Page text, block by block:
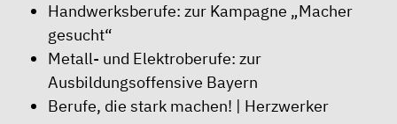
Handwerksberufe: zur Kampagne „Macher
gesucht“
Metall- und Elektroberufe: zur
Ausbildungsoffensive Bayern
Berufe, die stark machen! | Herzwerker